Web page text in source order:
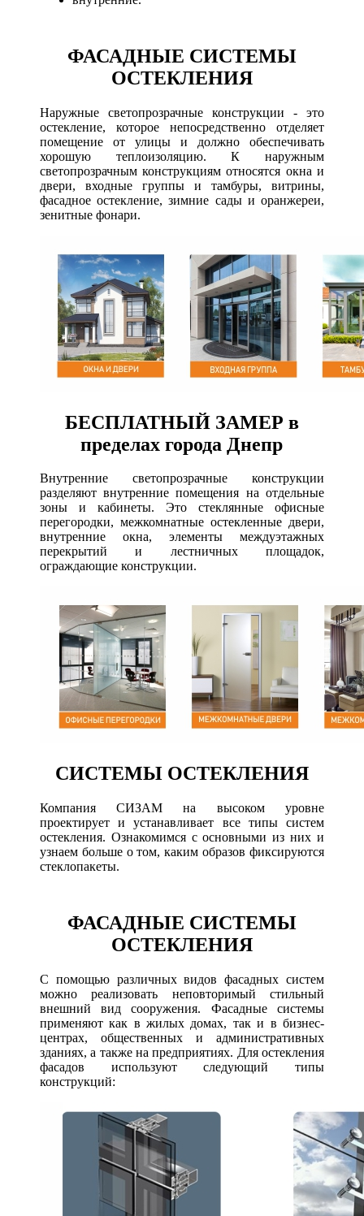
ФАСАДНЫЕ СИСТЕМЫ
ОСТЕКЛЕНИЯ
Наружные светопрозрачные конструкции - это
остекление, которое непосредственно отделяет
помещение от улицы и должно обеспечивать
хорошую теплоизоляцию. К наружным
светопрозрачным конструкциям относятся окна и
двери, входные группы и тамбуры, витрины,
фасадное остекление, зимние сады и оранжереи,
зенитные фонари.
БЕСПЛАТНЫЙ ЗАМЕР в
пределах города Днепр
Внутренние светопрозрачные конструкции
разделяют внутренние помещения на отдельные
зоны и кабинеты. Это стеклянные офисные
перегородки, межкомнатные остекленные двери,
внутренние окна, элементы междуэтажных
перекрытий и лестничных площадок,
ограждающие конструкции.
СИСТЕМЫ ОСТЕКЛЕНИЯ
Компания СИЗАМ на высоком уровне
проектирует и устанавливает все типы систем
остекления. Ознакомимся с основными из них и
узнаем больше о том, каким образов фиксируются
стеклопакеты.
ФАСАДНЫЕ СИСТЕМЫ
ОСТЕКЛЕНИЯ
С помощью различных видов фасадных систем
можно реализовать неповторимый стильный
внешний вид сооружения. Фасадные системы
применяют как в жилых домах, так и в бизнес-
центрах, общественных и административных
зданиях, а также на предприятиях. Для остекления
фасадов используют следующий типы
конструкций: